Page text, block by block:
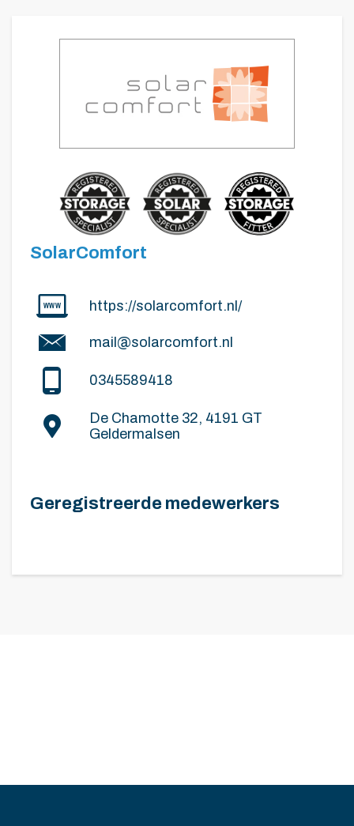
SolarComfort
https://solarcomfort.nl/
mail@solarcomfort.nl
0345589418
De Chamotte 32, 4191 GT
Geldermalsen
Geregistreerde medewerkers